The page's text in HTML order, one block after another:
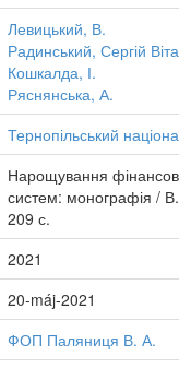
Левицький, В.
Радинський, Сергій
Кошкалда, І.
Ряснянська, А.
Тернопільський
Нарощування
систем: монографія /
209 с.
2021
20-máj-2021
ФОП Паляниця В. А.